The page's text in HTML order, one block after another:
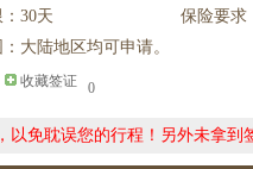
30天
保险要求
大陆地区均可申请。
收藏签证 0
免耽误您的行程！另外未拿到